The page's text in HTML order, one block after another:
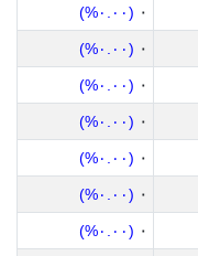
٠ (٠.٠٠%)
٠ (٠.٠٠%)
٠ (٠.٠٠%)
٠ (٠.٠٠%)
٠ (٠.٠٠%)
٠ (٠.٠٠%)
٠ (٠.٠٠%)